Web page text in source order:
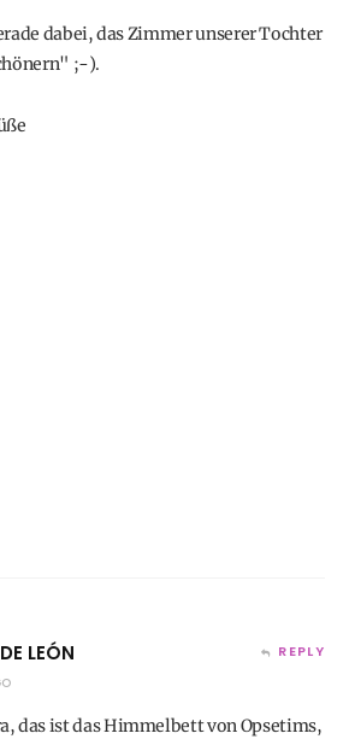
dabei, das Zimmer unserer Tochter
;-).
LEÓN REPLY
das ist das Himmelbett von Opsetims,